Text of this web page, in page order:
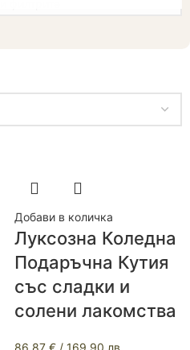
Добави в количка
Луксозна Коледна
Подаръчна Кутия
със сладки и
солени лакомства
86.87 € / 169.90 лв.